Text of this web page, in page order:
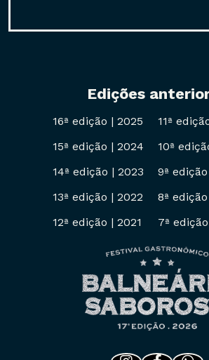
Edições
16ª edição | 2025
15ª edição | 2024
14ª edição | 2023
13ª edição | 2022
12ª edição | 2021
11ª
10ª
9ª edição
8ª edição
7ª edição